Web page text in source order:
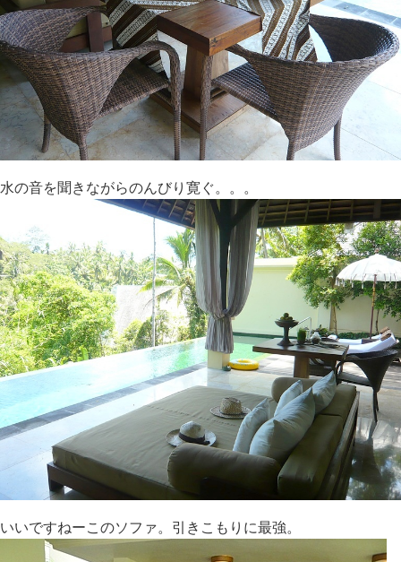
水の音を聞きながらのんびり寛ぐ。。。
いいですねーこのソファ。引きこもりに最強。